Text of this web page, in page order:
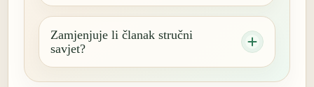
Zamjenjuje li članak stručni
savjet?